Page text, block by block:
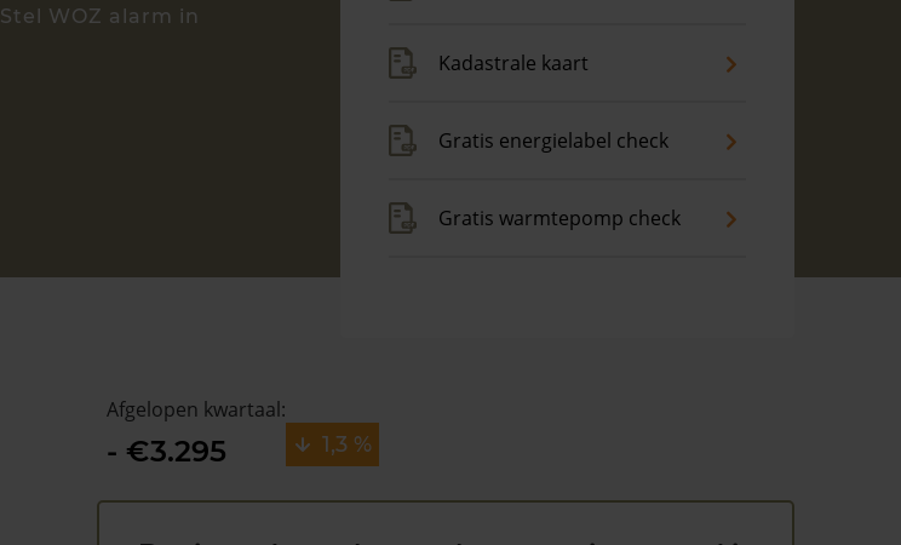
Stel WOZ alarm in
Kadastrale kaart
Gratis energielabel check
Gratis warmtepomp check
Afgelopen kwartaal:
- €3.295 1,3 %